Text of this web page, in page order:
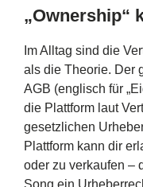
„Ownership“
Im Alltag sind die
als die Theorie. Der
AGB (englisch für
die Plattform laut
gesetzlichen
Plattform kann dir
oder zu verkaufen –
Song ein